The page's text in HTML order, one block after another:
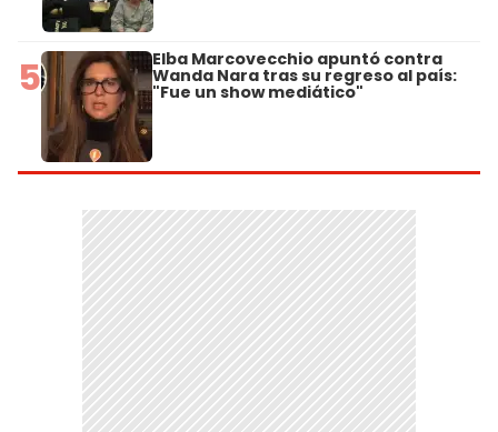
5 Elba Marcovecchio apuntó contra
Wanda Nara tras su regreso al país:
"Fue un show mediático"